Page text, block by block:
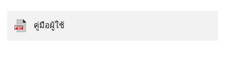
คู่มือผู้ใช้